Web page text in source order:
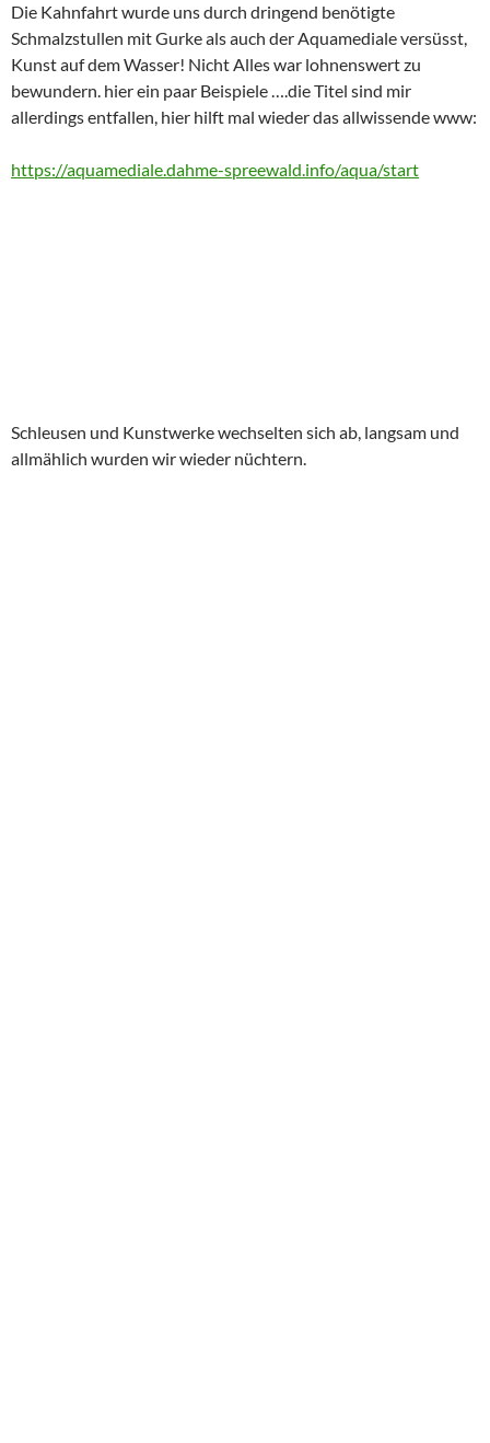
Die Kahnfahrt wurde uns durch dringend benötigte
Schmalzstullen mit Gurke als auch der Aquamediale versüsst,
Kunst auf dem Wasser! Nicht Alles war lohnenswert zu
bewundern. hier ein paar Beispiele ….die Titel sind mir
allerdings entfallen, hier hilft mal wieder das allwissende www:
https://aquamediale.dahme-spreewald.info/aqua/start
Schleusen und Kunstwerke wechselten sich ab, langsam und
allmählich wurden wir wieder nüchtern.